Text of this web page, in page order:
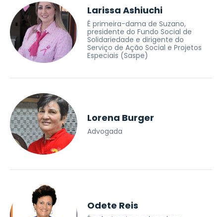
Larissa Ashiuchi
É primeira-dama de Suzano,
presidente do Fundo Social de
Solidariedade e dirigente do
Serviço de Ação Social e Projetos
Especiais (Saspe)
Lorena Burger
Advogada
Odete Reis